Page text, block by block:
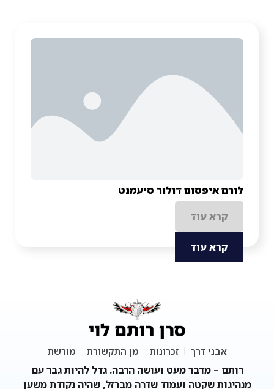
לורם איפסום דולור סיעמנט
קרא עוד
קרא עוד
אבני דרך זכרונות מן התקשורת מורשת
רותם – מדבר מעט ועושה הרבה. גדל להיות גבר עם
מנהיגות שקטה ועמוד שדרה מברזל, שהיה נקודת משען